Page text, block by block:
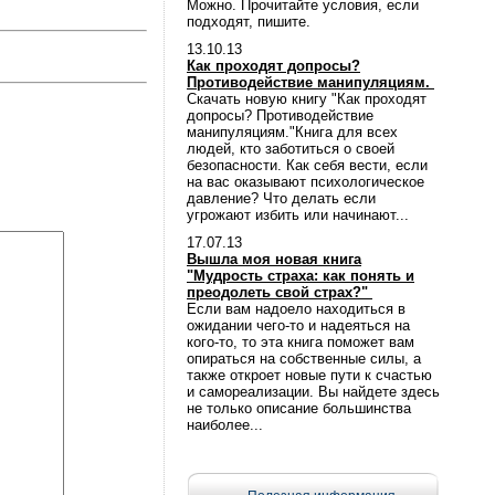
Можно. Прочитайте условия, если
подходят, пишите.
13.10.13
Как проходят допросы?
Противодействие манипуляциям.
Скачать новую книгу "Как проходят
допросы? Противодействие
манипуляциям."Книга для всех
людей, кто заботиться о своей
безопасности. Как себя вести, если
на вас оказывают психологическое
давление? Что делать если
угрожают избить или начинают...
17.07.13
Вышла моя новая книга
"Мудрость страха: как понять и
преодолеть свой страх?"
Если вам надоело находиться в
ожидании чего-то и надеяться на
кого-то, то эта книга поможет вам
опираться на собственные силы, а
также откроет новые пути к счастью
и самореализации. Вы найдете здесь
не только описание большинства
наиболее...